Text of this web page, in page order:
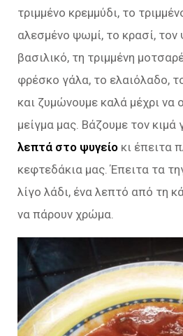
τριμμένο κρεμμύδι, το
αλεσμένο ψωμί, το κρασί, τον
βασιλικό, τη τριμμένη
φρέσκο γάλα, το ελαιόλαδο,
και ζυμώνουμε καλά μέχρι να
μείγμα μας. Βάζουμε τον κιμά
λεπτά στο ψυγείο κι έπειτα
κεφτεδάκια μας. Έπειτα τα
λίγο λάδι, ένα λεπτό από τη
να πάρουν χρώμα.